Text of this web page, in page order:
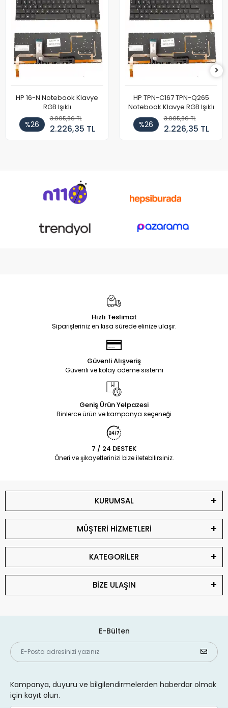
HP 16-N Notebook Klavye
RGB Işıklı
%26
3.005,86 TL
2.226,35 TL
HP TPN-C167 TPN-Q265
Notebook Klavye RGB Işıklı
%26
3.005,86 TL
2.226,35 TL
Hızlı Teslimat
Siparişleriniz en kısa sürede elinize ulaşır.
Güvenli Alışveriş
Güvenli ve kolay ödeme sistemi
Geniş Ürün Yelpazesi
Binlerce ürün ve kampanya seçeneği
7 / 24 DESTEK
Öneri ve şikayetlerinizi bize iletebilirsiniz.
KURUMSAL
MÜŞTERİ HİZMETLERİ
KATEGORİLER
BİZE ULAŞIN
E-Bülten
Kampanya, duyuru ve bilgilendirmelerden haberdar olmak
için kayıt olun.